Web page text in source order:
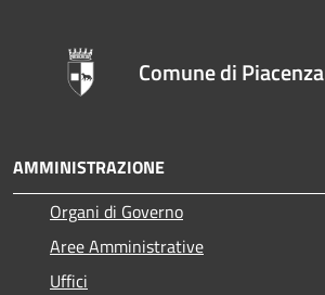
Comune di Piacenza
AMMINISTRAZIONE
Organi di Governo
Aree Amministrative
Uffici